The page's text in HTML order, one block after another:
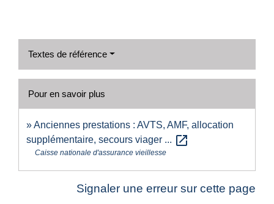
Textes de référence
Pour en savoir plus
Anciennes prestations : AVTS, AMF, allocation
supplémentaire, secours viager ... open_in_new
Caisse nationale d'assurance vieillesse
Signaler une erreur sur cette page